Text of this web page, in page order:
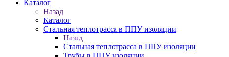
Каталог
Назад
Каталог
Стальная теплотрасса в ППУ изоляции
Назад
Стальная теплотрасса в ППУ изоляции
Трубы в ППУ изоляции